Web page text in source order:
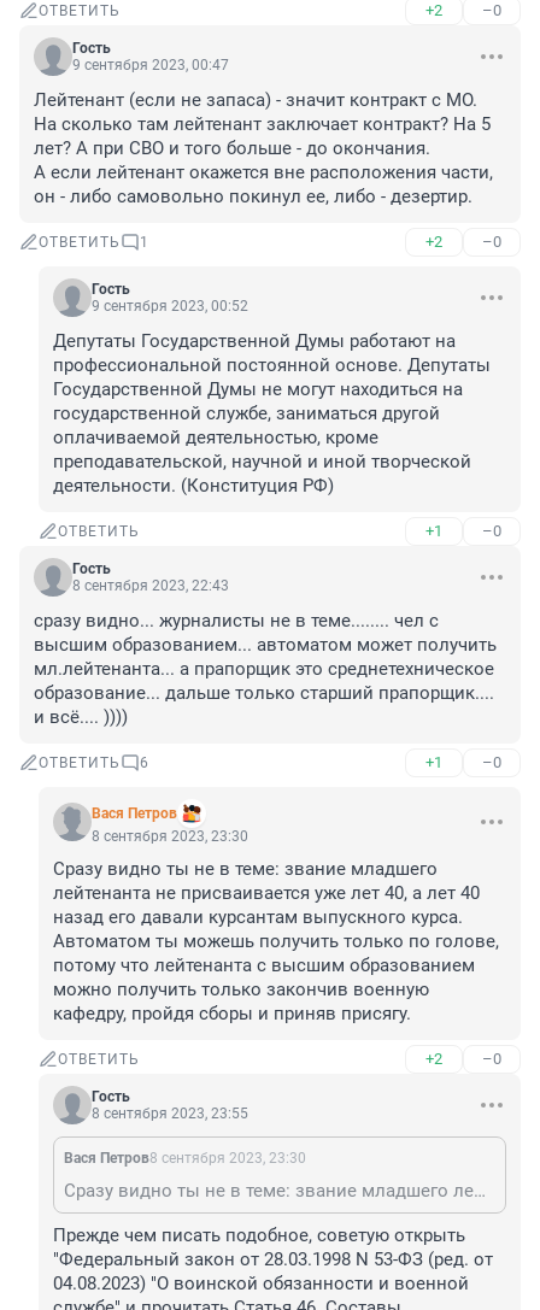
ОТВЕТИТЬ +2 –0
Гость
9 сентября 2023, 00:47
Лейтенант (если не запаса) - значит контракт с МО.
На сколько там лейтенант заключает контракт? На 5
лет? А при СВО и того больше - до окончания.
А если лейтенант окажется вне расположения части,
он - либо самовольно покинул ее, либо - дезертир.
ОТВЕТИТЬ 1 +2 –0
Гость
9 сентября 2023, 00:52
Депутаты Государственной Думы работают на
профессиональной постоянной основе. Депутаты
Государственной Думы не могут находиться на
государственной службе, заниматься другой
оплачиваемой деятельностью, кроме
преподавательской, научной и иной творческой
деятельности. (Конституция РФ)
ОТВЕТИТЬ +1 –0
Гость
8 сентября 2023, 22:43
сразу видно... журналисты не в теме........ чел с
высшим образованием... автоматом может получить
мл.лейтенанта... а прапорщик это среднетехническое
образование... дальше только старший прапорщик....
и всё.... ))))
ОТВЕТИТЬ 6 +1 –0
Вася Петров
8 сентября 2023, 23:30
Сразу видно ты не в теме: звание младшего
лейтенанта не присваивается уже лет 40, а лет 40
назад его давали курсантам выпускного курса.
Автоматом ты можешь получить только по голове,
потому что лейтенанта с высшим образованием
можно получить только закончив военную
кафедру, пройдя сборы и приняв присягу.
ОТВЕТИТЬ +2 –0
Гость
8 сентября 2023, 23:55
Вася Петров8 сентября 2023, 23:30
Сразу видно ты не в теме: звание младшего лейтенанта не присваивается уже лет 40, а лет 40 назад его давали курсантам выпускного курса. Автоматом ты можешь получить только по голове, потому что лейтенанта с высшим образованием можно получить только закончив военную кафедру, пройдя сборы и приняв присягу.
Прежде чем писать подобное, советую открыть
"Федеральный закон от 28.03.1998 N 53-ФЗ (ред. от
04.08.2023) "О воинской обязанности и военной